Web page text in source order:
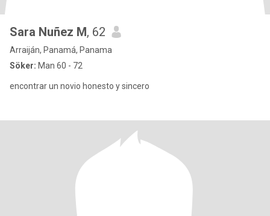
Sara Nuñez M, 62
Arraiján, Panamá, Panama
Söker: Man 60 - 72
encontrar un novio honesto y sincero